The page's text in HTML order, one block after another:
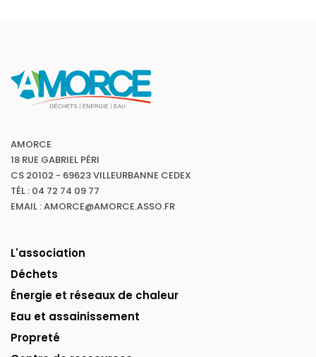
AMORCE
18 RUE GABRIEL PÉRI
CS 20102 - 69623 VILLEURBANNE CEDEX
TÉL : 04 72 74 09 77
EMAIL : AMORCE@AMORCE.ASSO.FR
L'association
Déchets
Énergie et réseaux de chaleur
Eau et assainissement
Propreté